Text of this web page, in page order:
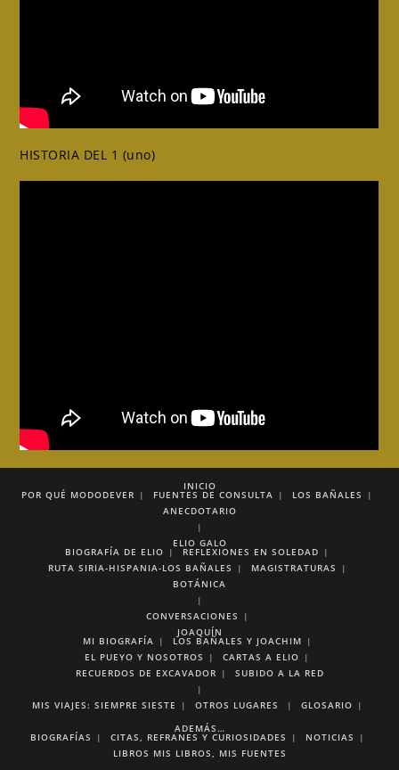
HISTORIA DEL 1 (uno)
INICIO
POR QUÉ MODODEVER FUENTES DE CONSULTA
LOS BAÑALES
ANECDOTARIO
ELIO GALO
BIOGRAFÍA DE ELIO
REFLEXIONES EN SOLEDAD
RUTA SIRIA-HISPANIA-LOS BAÑALES
MAGISTRATURAS
BOTÁNICA
CONVERSACIONES
JOAQUÍN
MI BIOGRAFÍA
LOS BAÑALES Y JOACHIM
EL PUEYO Y NOSOTROS
CARTAS A ELIO
RECUERDOS DE EXCAVADOR
SUBIDO A LA RED
MIS VIAJES: SIEMPRE SIESTE OTROS LUGARES
GLOSARIO
ADEMÁS…
BIOGRAFÍAS CITAS, REFRANES Y CURIOSIDADES
NOTICIAS
LIBROS MIS LIBROS, MIS FUENTES